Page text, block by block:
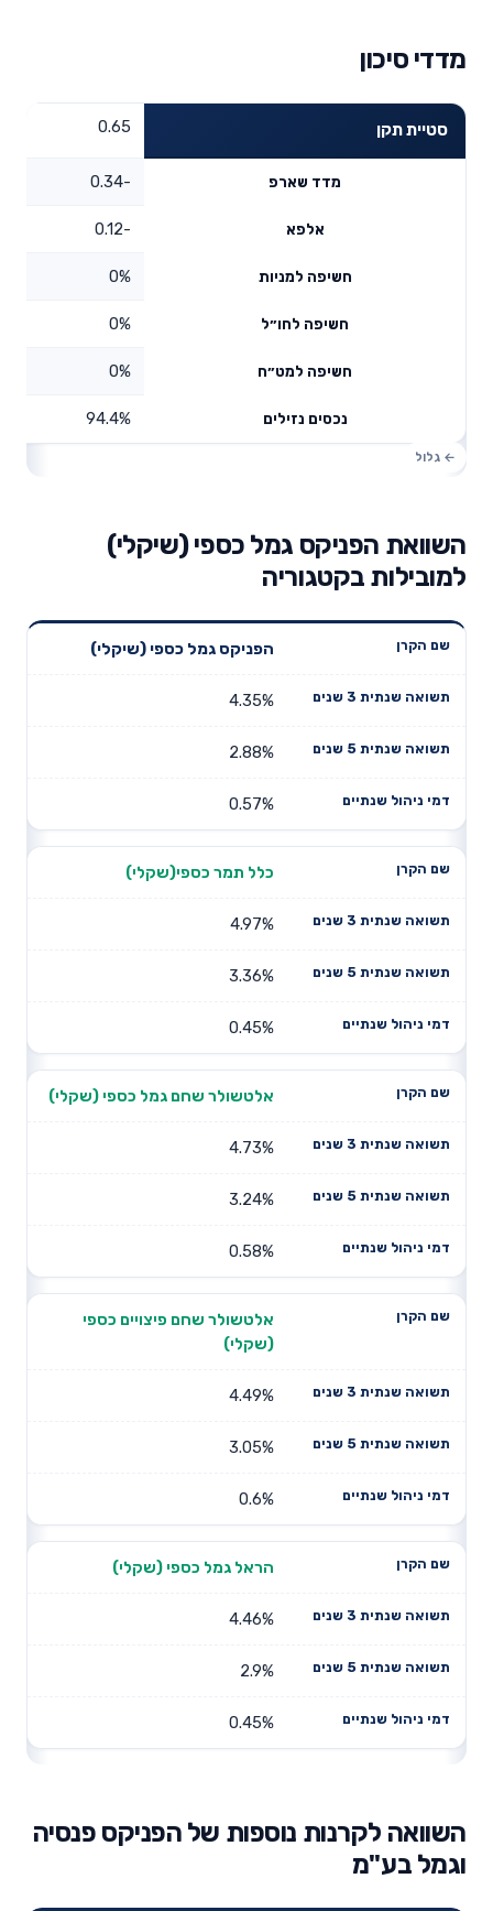
מדדי סיכון
סטיית תקן 0.65
מדד שארפ -0.34
אלפא -0.12
חשיפה למניות 0%
חשיפה לחו״ל 0%
חשיפה למט״ח 0%
נכסים נזילים 94.4%
השוואת הפניקס גמל כספי (שיקלי)
למובילות בקטגוריה
שנים
תשואה
הפניקס גמל כספי (שיקלי)
4.35%
2.88%
0.57%
כלל תמר כספי(שקלי)
4.97%
3.36%
0.45%
אלטשולר שחם גמל כספי (שקלי)
4.73%
3.24%
0.58%
אלטשולר שחם פיצויים כספי
(שקלי)
4.49%
3.05%
0.6%
הראל גמל כספי (שקלי)
4.46%
2.9%
0.45%
השוואה לקרנות נוספות של הפניקס פנסיה
וגמל בע"מ